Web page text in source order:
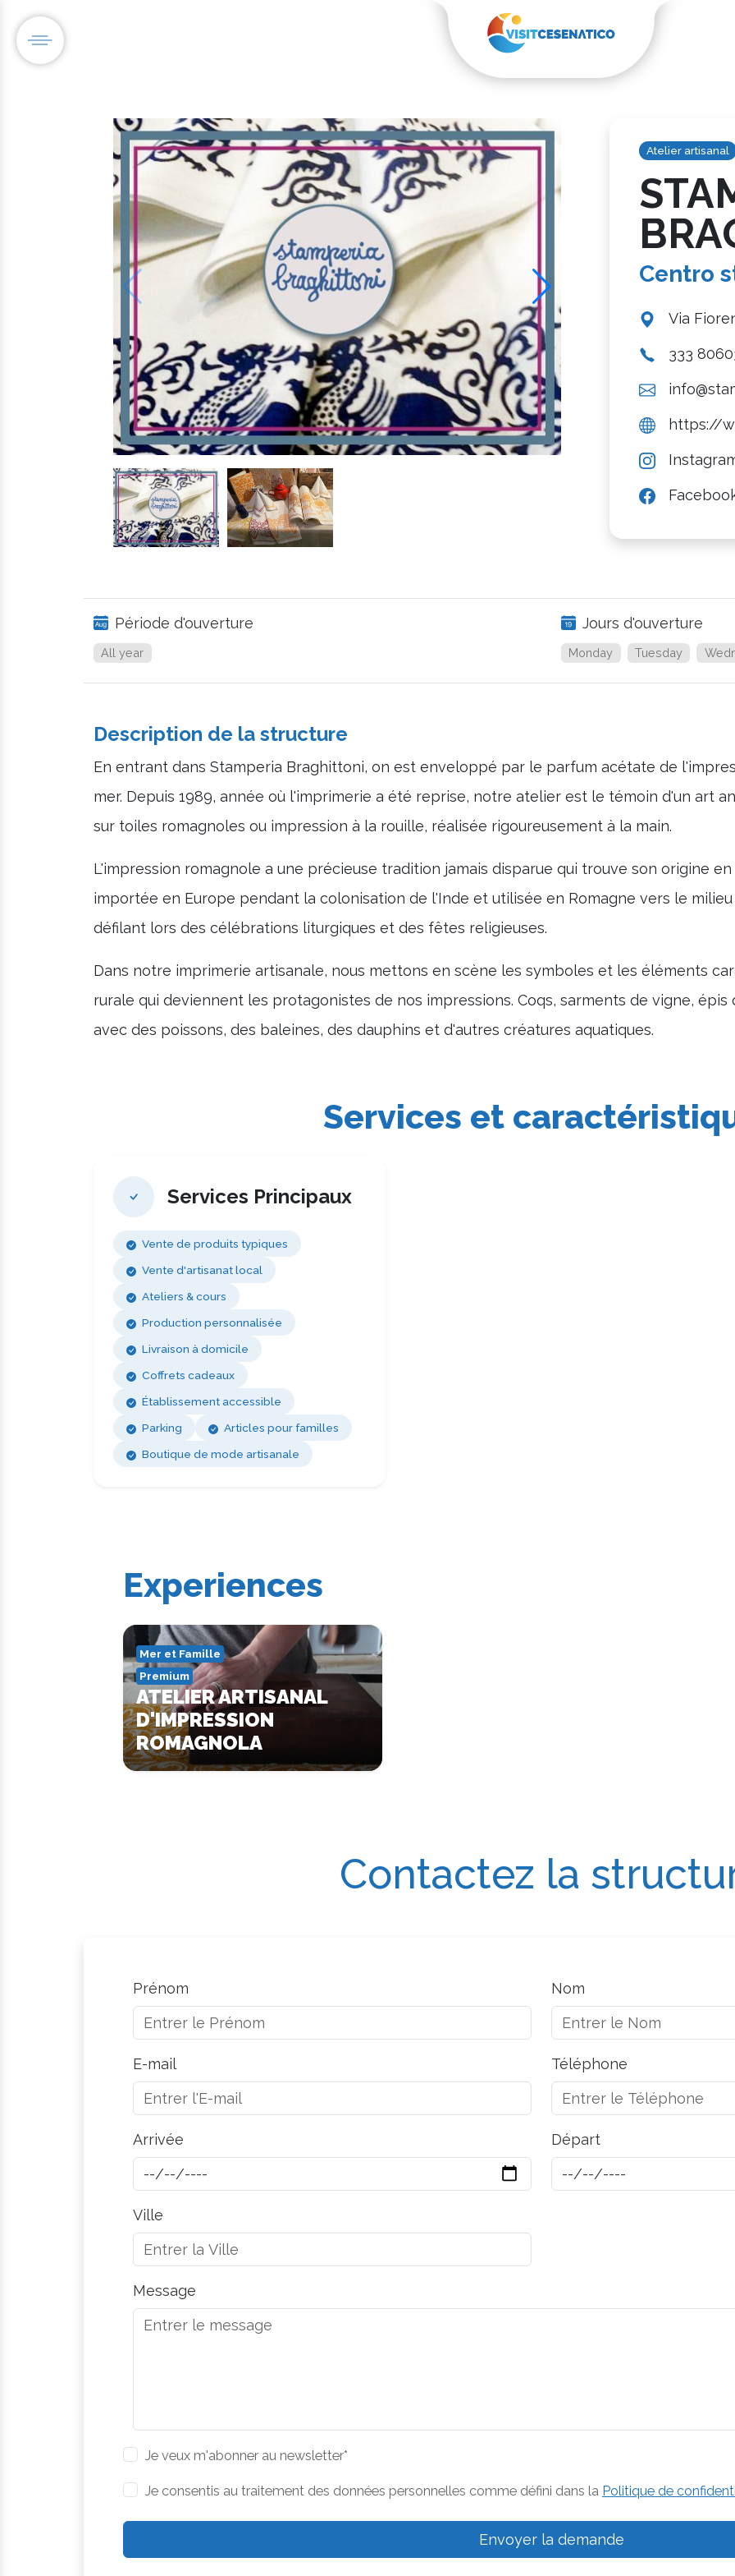
Atelier artisanal
Centro
Via
333
https://
Période d'ouverture
All year
Jours d'ouverture
Monday Tuesday
Description de la structure
En entrant dans Stamperia Braghittoni, on est enveloppé par le parfum acétate de
mer. Depuis 1989, année où l'imprimerie a été reprise, notre atelier est le témoin d'un art
sur toiles romagnoles ou impression à la rouille, réalisée rigoureusement à la main.
L'impression romagnole a une précieuse tradition jamais disparue qui trouve son origine
importée en Europe pendant la colonisation de l'Inde et utilisée en Romagne vers le
défilant lors des célébrations liturgiques et des fêtes religieuses.
Dans notre imprimerie artisanale, nous mettons en scène les symboles et les éléments
rurale qui deviennent les protagonistes de nos impressions. Coqs, sarments de vigne,
avec des poissons, des baleines, des dauphins et d'autres créatures aquatiques.
Services et
Services Principaux
Vente de produits typiques
Vente d'artisanat local
Ateliers & cours
Production personnalisée
Livraison à domicile
Coffrets cadeaux
Établissement accessible
Parking
Articles pour familles
Boutique de mode artisanale
Experiences
Mer et Famille
Premium
ATELIER ARTISANAL
D'IMPRESSION
ROMAGNOLA
Contactez la
Prénom Nom
E-mail Téléphone
Arrivée Départ
Ville
Message
Je veux m'abonner au newsletter*
Je consentis au traitement des données personnelles comme défini dans la Politique de
Envoyer la demande